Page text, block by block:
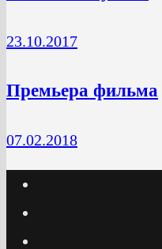
23.10.2017
Премьера фильма
07.02.2018